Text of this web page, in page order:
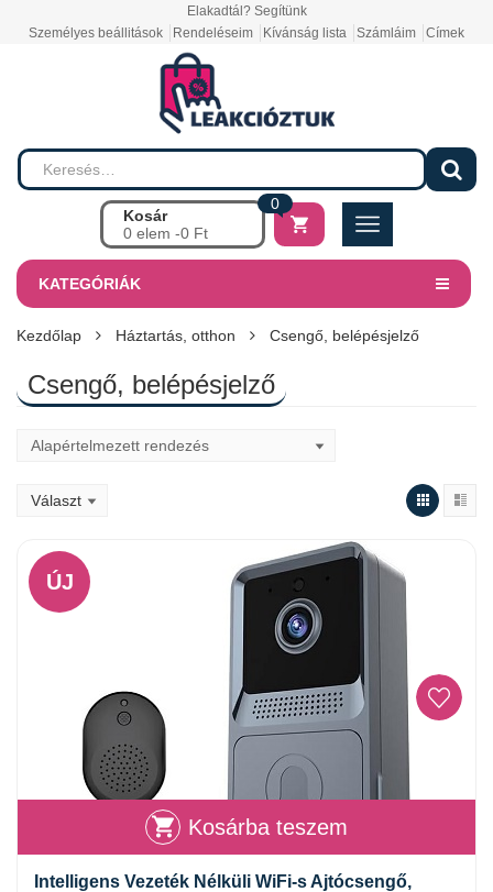
Elakadtál? Segítünk
Személyes beállitások
Rendeléseim Kívánság lista Számláim Címek
Kosár
0 elem -0 Ft
0
KATEGÓRIÁK
Kezdőlap Háztartás, otthon Csengő, belépésjelző
Csengő, belépésjelző
ÚJ
Kosárba teszem
Intelligens Vezeték Nélküli WiFi-s Ajtócsengő,